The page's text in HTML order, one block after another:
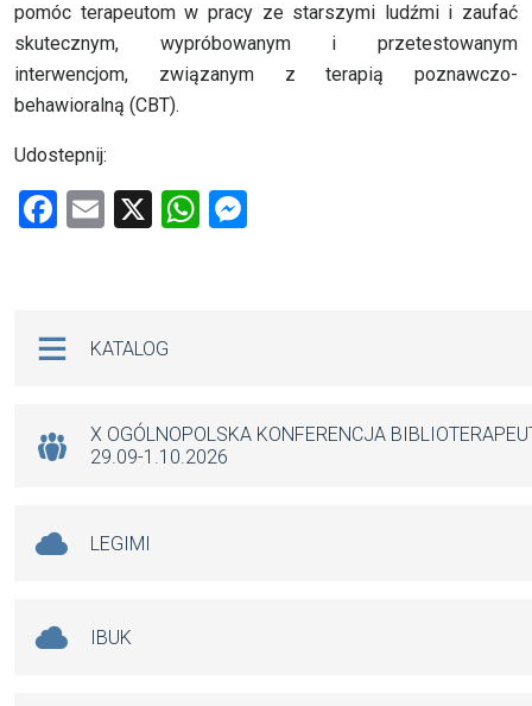
pomóc terapeutom w pracy ze starszymi ludźmi i zaufać
skutecznym, wypróbowanym i przetestowanym
interwencjom, związanym z terapią poznawczo-
behawioralną (CBT).
Udostepnij:
F
o
k
E
X
W
p
KATALOG
X OGÓLNOPOLSKA KONFERENCJA
29.09-1.10.2026
LEGIMI
IBUK